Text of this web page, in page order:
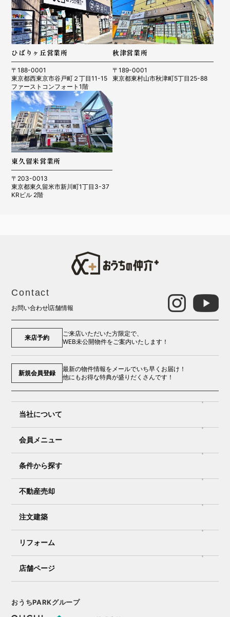
ひばりヶ丘営業所
〒188-0001
東京都西東京市谷戸町２丁目11-15
ファーストコンフォート1階
秋津営業所
〒189-0001
東京都東村山市秋津町5丁目25-88
東久留米営業所
〒203-0013
東京都東久留米市新川町1丁目3-37
KRビル 2階
Contact
お問い合わせ 店舗情報
来店予約
ご来店いただいた方限定で、
WEB未公開物件をご案内いたします！
新規会員登録
最新の物件情報をメールでいち早くお届け！
他にもお得な特典が盛りだくさんです！
当社について
会員メニュー
条件から探す
不動産売却
注文建築
リフォーム
店舗ページ
おうちPARKグループ